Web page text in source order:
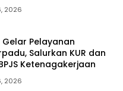
2026
Pelayanan
Salurkan KUR dan
Ketenagakerjaan
2026